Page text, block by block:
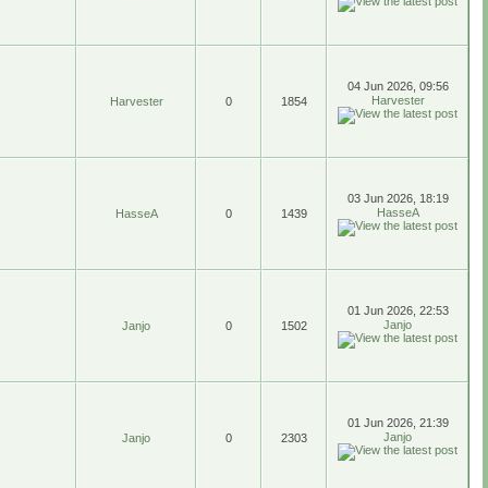
Harvester 0 1854
04 Jun 2026, 09:56
Harvester
HasseA 0 1439
03 Jun 2026, 18:19
HasseA
Janjo 0 1502
01 Jun 2026, 22:53
Janjo
Janjo 0 2303
01 Jun 2026, 21:39
Janjo